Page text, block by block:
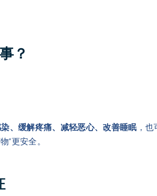
？
、缓解疼痛、减轻恶心、改善睡眠，也
”更安全。